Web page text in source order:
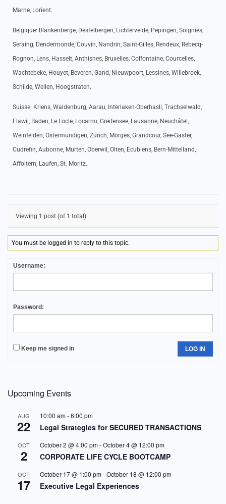
Marne, Lorient.
Belgique: Blankenberge, Destelbergen, Lichtervelde, Pepingen, Soignies,
Seraing, Dendermonde, Couvin, Nandrin, Saint-Gilles, Rendeux, Rebecq-
Rognon, Lens, Hasselt, Anthisnes, Bruxelles, Colfontaine, Courcelles,
Wachtebeke, Houyet, Beveren, Gand, Nieuwpoort, Lessines, Willebroek,
Schilde, Wellen, Hoogstraten.
Suisse: Kriens, Waldenburg, Aarau, Interlaken-Oberhasli, Trachselwald,
Flawil, Baden, Le Locle, Locarno, Greifensee, Lausanne, Neuchâtel,
Weinfelden, Ostermundigen, Zürich, Morges, Grandcour, See-Gaster,
Cudrefin, Aubonne, Murten, Oberwil, Olten, Ecublens, Bern-Mittelland,
Affoltern, Laufen, St. Moritz.
Viewing 1 post (of 1 total)
You must be logged in to reply to this topic.
Username:
Password:
Keep me signed in LOG IN
Upcoming Events
AUG
22
10:00 am-6:00 pm
Legal Strategies for SECURED TRANSACTIONS
OCT
2
October 2 @ 4:00 pm-October 4 @ 12:00 pm
CORPORATE LIFE CYCLE BOOTCAMP
OCT
17
October 17 @ 1:00 pm-October 18 @ 12:00 pm
Executive Legal Experiences